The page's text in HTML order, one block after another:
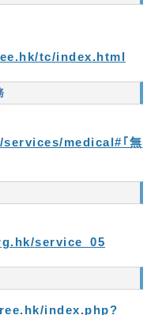
tc/index.html
medical#｢無
service_05
index.php?